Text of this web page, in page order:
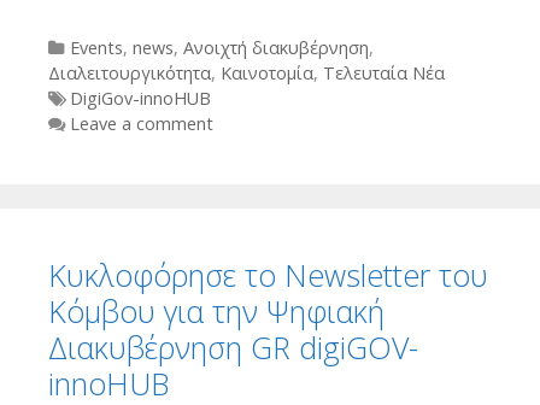
Categories
Events, news, Ανοιχτή διακυβέρνηση,
Διαλειτουργικότητα, Καινοτομία, Τελευταία Νέα
Tags
DigiGov-innoHUB
Leave a comment
Κυκλοφόρησε το Newsletter του
Κόμβου για την Ψηφιακή
Διακυβέρνηση GR digiGOV-
innoHUB